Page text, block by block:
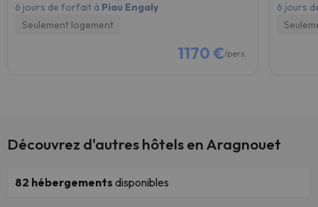
6 jours de forfait à Piau Engaly
Seulement logement
1170 €/pers.
6 jours
Découvrez d'autres hôtels en Aragnouet
82 hébergements disponibles